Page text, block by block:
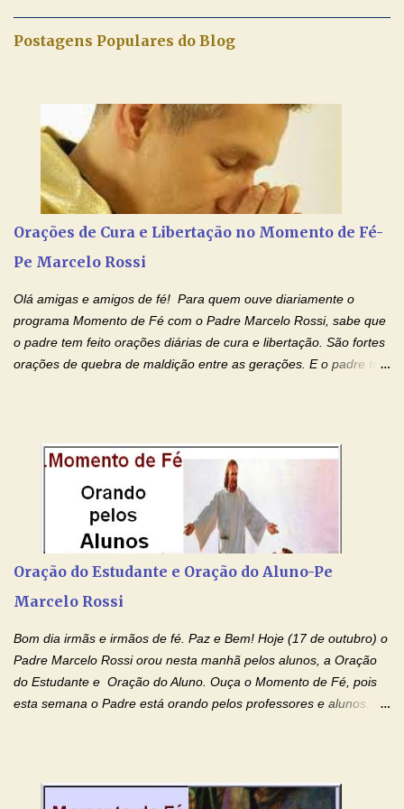
esta abençoada semana de orações no programa de rádio
tenha fé, creia firmemente e ore incessantemente até que o
Kairós aconteça em sua vida. Fique no Amor Ágape de Jesus e
no Amor Materno de Nossa Senhora. Adriana-Devoção e Fé
Mensagem do Padre Marcelo Rossi por E-mail: Amados!! Nesta
quarta feira, vamos orar pelas pessoas que sofrem com as
doenças do coração, NO SAGRADO CORAÇÃO DE JESUS E NO
Postagens Populares do Blog
Orações de Cura e Libertação no Momento de Fé-
Pe Marcelo Rossi
Olá amigas e amigos de fé! Para quem ouve diariamente o
programa Momento de Fé com o Padre Marcelo Rossi, sabe que
o padre tem feito orações diárias de cura e libertação. São fortes
orações de quebra de maldição entre as gerações. E o padre tem
por estas valiosas orações. Tenham um lindo fim de semana na
paz de Jesus Cristo e no amor de Maria Santíssima. Adriana-
Devoção e Fé Clique para acessar: Facebook Padre Marcelo
Rossi Site Padre Marcelo Rossi (para ouvir o Momento de Fé)
Tocai, Cura! E Restaura! "Jesus, no poder de Seu Nome, peço
agora que as águas do meu batismo fluam para trás através das
gerações, através de todas as raízes da minha árvore
genealógica. Que o Sangue de Jesus, purificador e vivificante,
Oração do Estudante e Oração do Aluno-Pe
Marcelo Rossi
Bom dia irmãs e irmãos de fé. Paz e Bem! Hoje (17 de outubro) o
Padre Marcelo Rossi orou nesta manhã pelos alunos, a Oração
do Estudante e Oração do Aluno. Ouça o Momento de Fé, pois
esta semana o Padre está orando pelos professores e alunos.
intelectualmente e espiritualmente para o dia da prova. Confie no